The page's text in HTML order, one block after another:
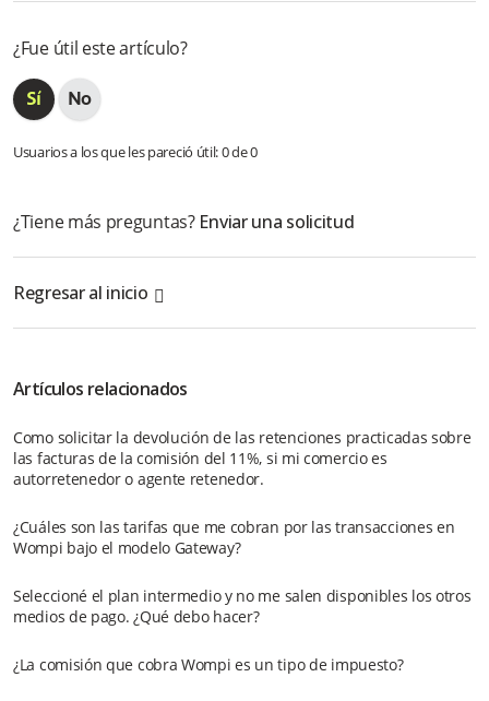
este medio de pago, con quien debo contactarme?
Más información
¿Fue útil este artículo?
Usuarios a los que les pareció útil: 0 de 0
¿Tiene más preguntas? Enviar una solicitud
Regresar al inicio
Artículos relacionados
Como solicitar la devolución de las retenciones practicadas sobre
las facturas de la comisión del 11%, si mi comercio es
autorretenedor o agente retenedor.
¿Cuáles son las tarifas que me cobran por las transacciones en
Wompi bajo el modelo Gateway?
Seleccioné el plan intermedio y no me salen disponibles los otros
medios de pago. ¿Qué debo hacer?
¿La comisión que cobra Wompi es un tipo de impuesto?